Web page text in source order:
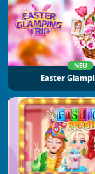
NEU
Easter